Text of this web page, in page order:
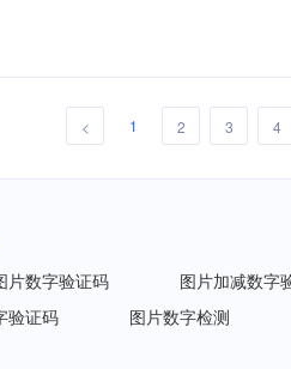
< 1 2 3 4
片数字验证码
图片加减数字
验证码
图片数字检测